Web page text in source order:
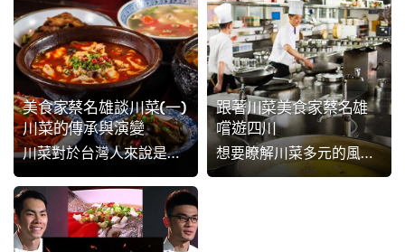
美食家蔡名雄談川菜(一)
川菜的傳承與演變
川菜對於台灣人來說是再熟悉不過的料理，然而真正去過四川的人都知道，莫說「台式川菜」不道地，就連中國的川菜館子也很難讓四川人完全滿意。想了解川菜的門道，就聽川菜名家蔡名雄細細說來！
跟著川菜美食家蔡名雄
嚐遊四川
想要瞭解川菜多元的風貌、做出變化無窮的好味道，只靠調味料是不夠的，實地觀摩、品嚐菜色才是脫穎而出的關鍵！美食家蔡名雄特別推薦4大不同類型的餐館，讓台灣主廚們前往四川考察與進行川菜學習時有明確方向，快來看看他的私房清單吧！